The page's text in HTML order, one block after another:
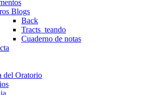
Blogs
Back
Tracts_teando
Cuaderno de notas
del Oratorio